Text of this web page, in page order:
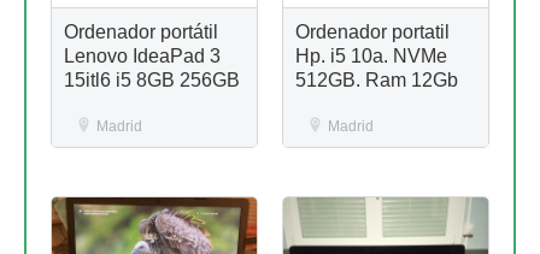
Ordenador portátil
Lenovo IdeaPad 3
15itl6 i5 8GB 256GB
Madrid
Ordenador portatil
Hp. i5 10a. NVMe
512GB. Ram 12Gb
Madrid